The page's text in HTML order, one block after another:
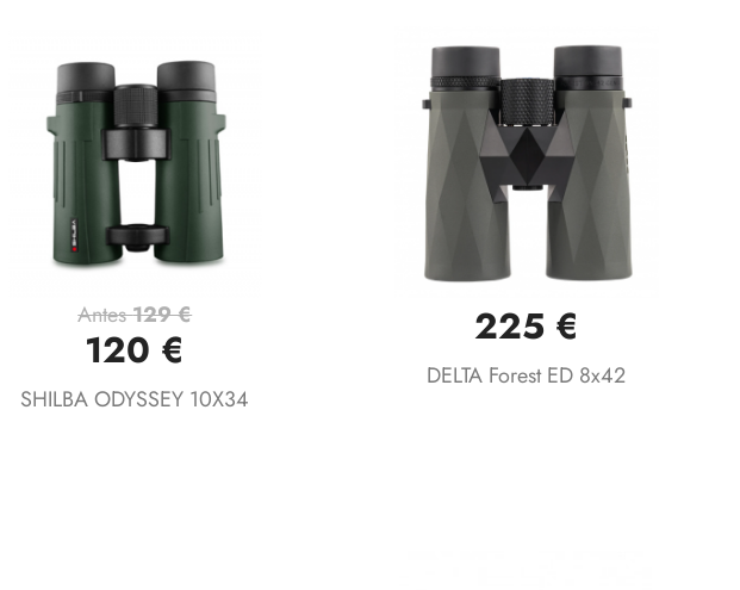
Vista rápida
Antes129 €
120 €
SHILBA ODYSSEY 10X34
Vista rápida
225 €
DELTA Forest ED 8x42